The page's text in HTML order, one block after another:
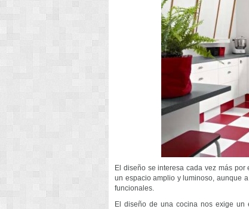
El diseño se interesa cada vez más
un espacio amplio y luminoso, aunque
funcionales.
El diseño de una cocina nos exige un